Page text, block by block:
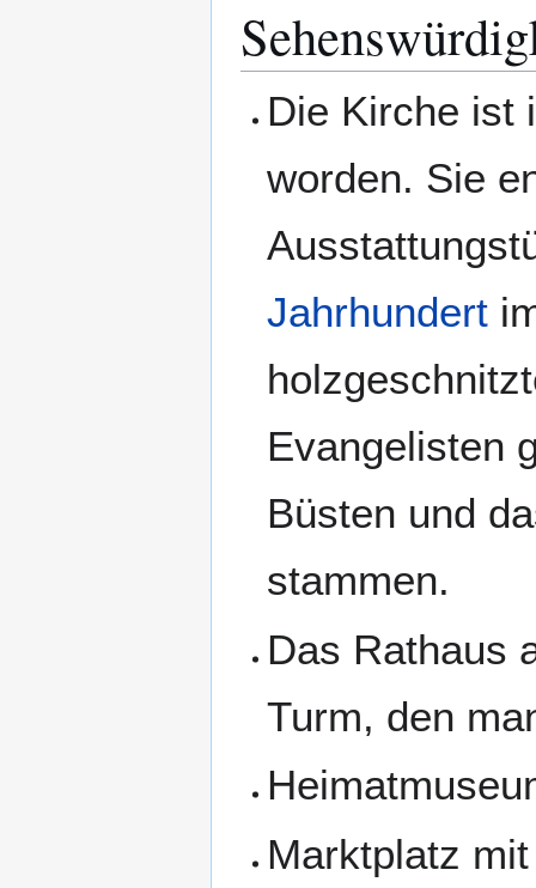
Die Kirche ist
worden. Sie
Jahrhundert
Evangelisten
Büsten und
stammen.
Das Rathaus
Turm, den
Marktplatz